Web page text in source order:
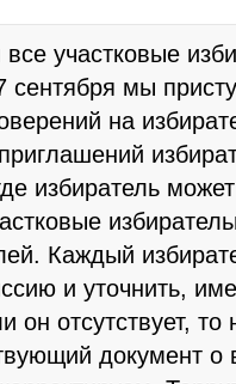
участковые
сентября мы
на
избиратель
Каждый
и уточнить,
он отсутствует, то
документ о